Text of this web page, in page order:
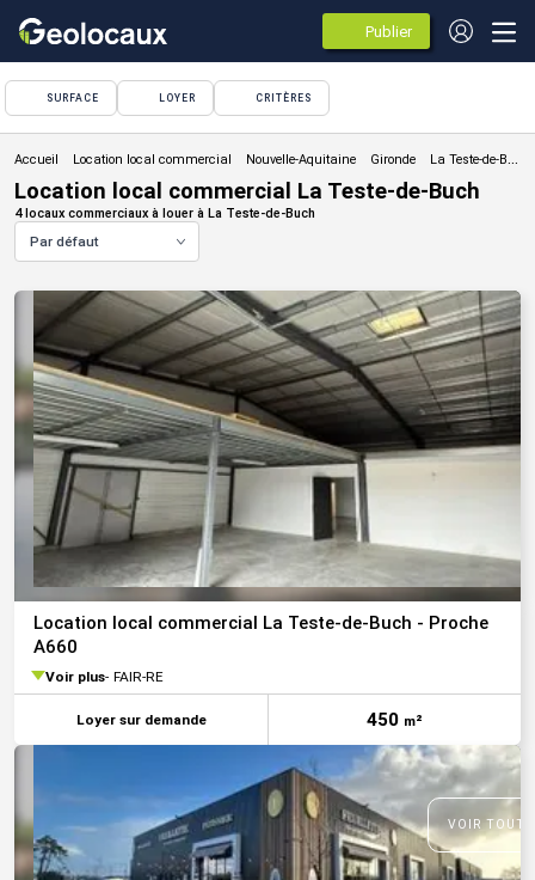
Publier
des
annonces
SURFACE LOYER CRITÈRES
Location local commercial
Location local commercial La Teste-de-Buch
4 locaux commerciaux à louer à La Teste-de-Buch
Par défaut
Location local commercial La Teste-de-Buch - Proche
A660
Voir plus FAIR-RE
Loyer sur demande 450 m²
VOIR